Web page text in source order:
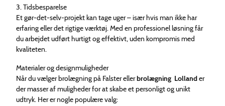
3. Tidsbesparelse
Et gør-det-selv-projekt kan tage uger – især hvis man ikke har
erfaring eller det rigtige værktøj. Med en professionel løsning får
du arbejdet udført hurtigt og effektivt, uden kompromis med
kvaliteten.
Materialer og designmuligheder
Når du vælger brolægning på Falster ellerbrolægning Lollander
der masser af muligheder for at skabe et personligt og unikt
udtryk. Her er nogle populære valg: